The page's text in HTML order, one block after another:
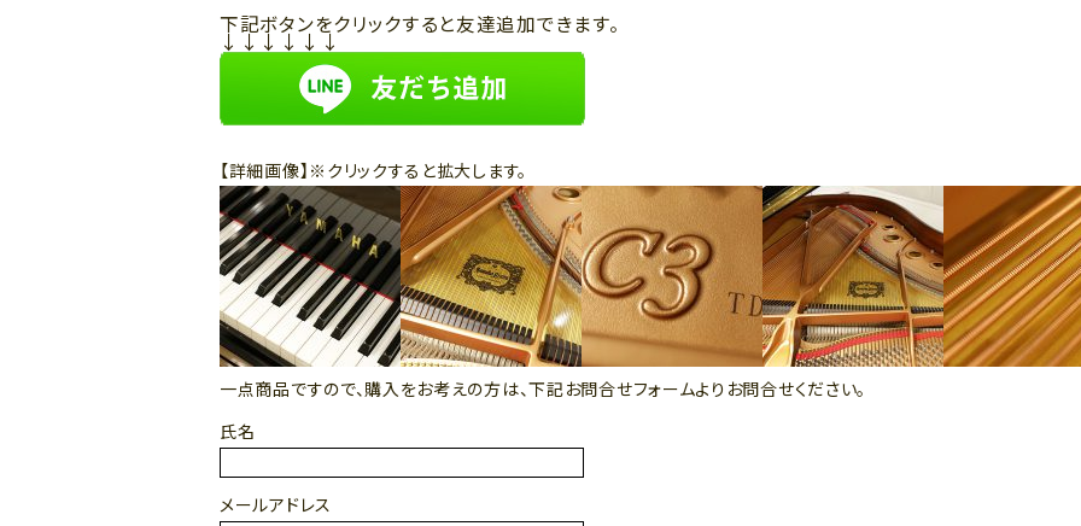
下記ボタンをクリックすると友達追加できます。
↓↓↓↓↓↓
【詳細画像】※クリックすると拡大します。
一点商品ですので、購入をお考えの方は、下記お問合せフォームよりお問合せください。
氏名
メールアドレス